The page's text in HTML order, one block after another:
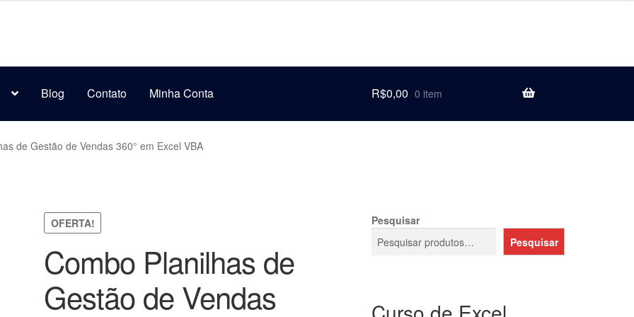
Blog Contato Minha Conta R$0,00 0 item
de Gestão de Vendas 360° em Excel VBA
OFERTA!
Combo Planilhas de
Gestão de Vendas
Pesquisar
Pesquisar